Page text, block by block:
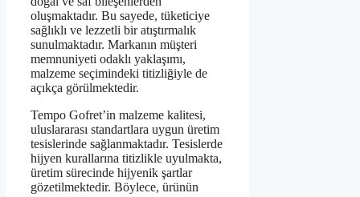
oluşmaktadır. Bu sayede, tüketiciye
sağlıklı ve lezzetli bir atıştırmalık
sunulmaktadır. Markanın müşteri
memnuniyeti odaklı yaklaşımı,
malzeme seçimindeki titizliğiyle de
açıkça görülmektedir.
Tempo Gofret’in malzeme kalitesi,
uluslararası standartlara uygun üretim
tesislerinde sağlanmaktadır. Tesislerde
hijyen kurallarına titizlikle uyulmakta,
üretim sürecinde hijyenik şartlar
gözetilmektedir. Böylece, ürünün